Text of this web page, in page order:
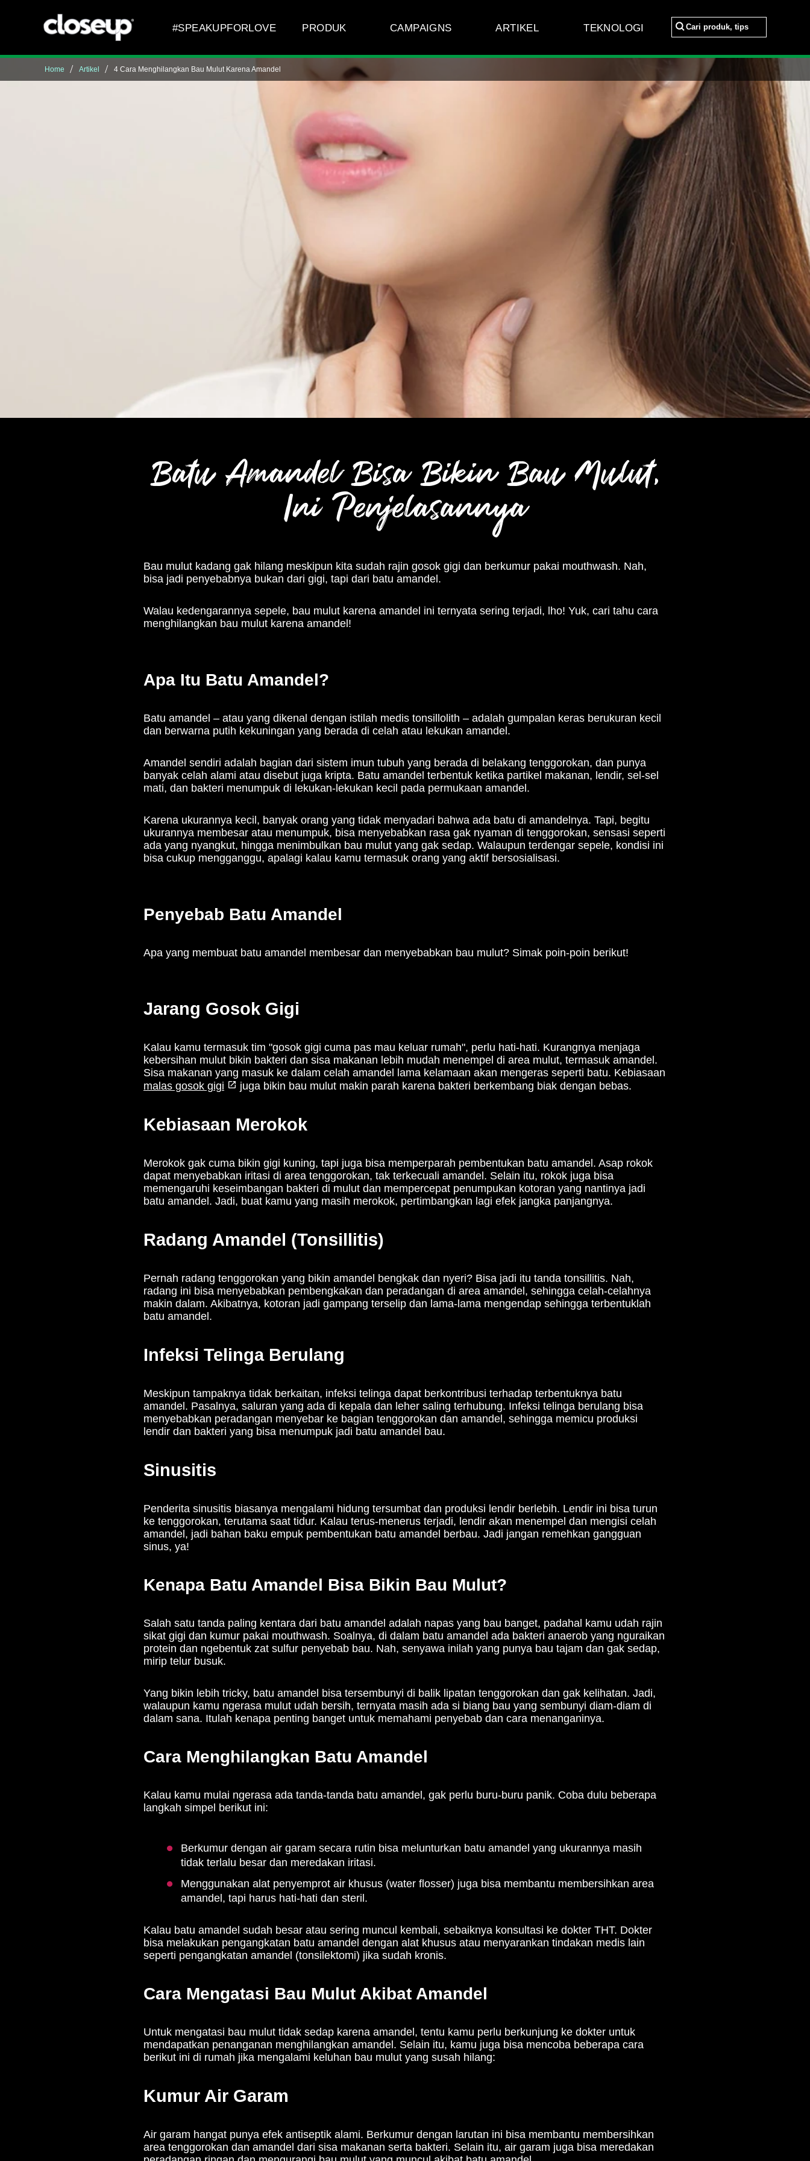
Skip to content #SPEAKUPFORLOVE PRODUK CAMPAIGNS ARTIKEL TEKNOLOGI Cari produk, tips
Cari produk, tips
Home Artikel 4 Cara Menghilangkan Bau Mulut Karena Amandel
Batu Amandel Bisa Bikin Bau Mulut,
Ini Penjelasannya
Bau mulut kadang gak hilang meskipun kita sudah rajin gosok gigi dan berkumur pakai mouthwash. Nah,
bisa jadi penyebabnya bukan dari gigi, tapi dari batu amandel.
Walau kedengarannya sepele, bau mulut karena amandel ini ternyata sering terjadi, lho! Yuk, cari tahu cara
menghilangkan bau mulut karena amandel!
Apa Itu Batu Amandel?
Batu amandel – atau yang dikenal dengan istilah medis tonsillolith – adalah gumpalan keras berukuran kecil
dan berwarna putih kekuningan yang berada di celah atau lekukan amandel.
Amandel sendiri adalah bagian dari sistem imun tubuh yang berada di belakang tenggorokan, dan punya
banyak celah alami atau disebut juga kripta. Batu amandel terbentuk ketika partikel makanan, lendir, sel-sel
mati, dan bakteri menumpuk di lekukan-lekukan kecil pada permukaan amandel.
Karena ukurannya kecil, banyak orang yang tidak menyadari bahwa ada batu di amandelnya. Tapi, begitu
ukurannya membesar atau menumpuk, bisa menyebabkan rasa gak nyaman di tenggorokan, sensasi seperti
ada yang nyangkut, hingga menimbulkan bau mulut yang gak sedap. Walaupun terdengar sepele, kondisi ini
bisa cukup mengganggu, apalagi kalau kamu termasuk orang yang aktif bersosialisasi.
Penyebab Batu Amandel
Apa yang membuat batu amandel membesar dan menyebabkan bau mulut? Simak poin-poin berikut!
Jarang Gosok Gigi
Kalau kamu termasuk tim "gosok gigi cuma pas mau keluar rumah", perlu hati-hati. Kurangnya menjaga
kebersihan mulut bikin bakteri dan sisa makanan lebih mudah menempel di area mulut, termasuk amandel.
Sisa makanan yang masuk ke dalam celah amandel lama kelamaan akan mengeras seperti batu. Kebiasaan
malas gosok gigi
juga bikin bau mulut makin parah karena bakteri berkembang biak dengan bebas.
Kebiasaan Merokok
Merokok gak cuma bikin gigi kuning, tapi juga bisa memperparah pembentukan batu amandel. Asap rokok
dapat menyebabkan iritasi di area tenggorokan, tak terkecuali amandel. Selain itu, rokok juga bisa
memengaruhi keseimbangan bakteri di mulut dan mempercepat penumpukan kotoran yang nantinya jadi
batu amandel. Jadi, buat kamu yang masih merokok, pertimbangkan lagi efek jangka panjangnya.
Radang Amandel (Tonsillitis)
Pernah radang tenggorokan yang bikin amandel bengkak dan nyeri? Bisa jadi itu tanda tonsillitis. Nah,
radang ini bisa menyebabkan pembengkakan dan peradangan di area amandel, sehingga celah-celahnya
makin dalam. Akibatnya, kotoran jadi gampang terselip dan lama-lama mengendap sehingga terbentuklah
batu amandel.
Infeksi Telinga Berulang
Meskipun tampaknya tidak berkaitan, infeksi telinga dapat berkontribusi terhadap terbentuknya batu
amandel. Pasalnya, saluran yang ada di kepala dan leher saling terhubung. Infeksi telinga berulang bisa
menyebabkan peradangan menyebar ke bagian tenggorokan dan amandel, sehingga memicu produksi
lendir dan bakteri yang bisa menumpuk jadi batu amandel bau.
Sinusitis
Penderita sinusitis biasanya mengalami hidung tersumbat dan produksi lendir berlebih. Lendir ini bisa turun
ke tenggorokan, terutama saat tidur. Kalau terus-menerus terjadi, lendir akan menempel dan mengisi celah
amandel, jadi bahan baku empuk pembentukan batu amandel berbau. Jadi jangan remehkan gangguan
sinus, ya!
Kenapa Batu Amandel Bisa Bikin Bau Mulut?
Salah satu tanda paling kentara dari batu amandel adalah napas yang bau banget, padahal kamu udah rajin
sikat gigi dan kumur pakai mouthwash. Soalnya, di dalam batu amandel ada bakteri anaerob yang nguraikan
protein dan ngebentuk zat sulfur penyebab bau. Nah, senyawa inilah yang punya bau tajam dan gak sedap,
mirip telur busuk.
Yang bikin lebih tricky, batu amandel bisa tersembunyi di balik lipatan tenggorokan dan gak kelihatan. Jadi,
walaupun kamu ngerasa mulut udah bersih, ternyata masih ada si biang bau yang sembunyi diam-diam di
dalam sana. Itulah kenapa penting banget untuk memahami penyebab dan cara menanganinya.
Cara Menghilangkan Batu Amandel
Kalau kamu mulai ngerasa ada tanda-tanda batu amandel, gak perlu buru-buru panik. Coba dulu beberapa
langkah simpel berikut ini:
Berkumur dengan air garam secara rutin bisa melunturkan batu amandel yang ukurannya masih
tidak terlalu besar dan meredakan iritasi.
Menggunakan alat penyemprot air khusus (water flosser) juga bisa membantu membersihkan area
amandel, tapi harus hati-hati dan steril.
Kalau batu amandel sudah besar atau sering muncul kembali, sebaiknya konsultasi ke dokter THT. Dokter
bisa melakukan pengangkatan batu amandel dengan alat khusus atau menyarankan tindakan medis lain
seperti pengangkatan amandel (tonsilektomi) jika sudah kronis.
Cara Mengatasi Bau Mulut Akibat Amandel
Untuk mengatasi bau mulut tidak sedap karena amandel, tentu kamu perlu berkunjung ke dokter untuk
mendapatkan penanganan menghilangkan amandel. Selain itu, kamu juga bisa mencoba beberapa cara
berikut ini di rumah jika mengalami keluhan bau mulut yang susah hilang:
Kumur Air Garam
Air garam hangat punya efek antiseptik alami. Berkumur dengan larutan ini bisa membantu membersihkan
area tenggorokan dan amandel dari sisa makanan serta bakteri. Selain itu, air garam juga bisa meredakan